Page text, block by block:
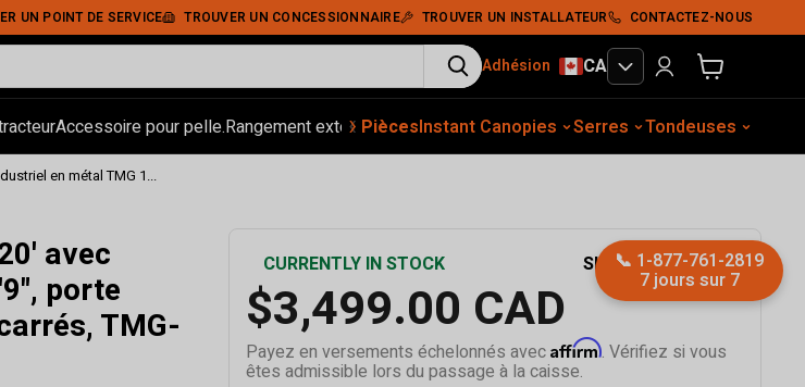
UN POINT DE SERVICE TROUVER UN CONCESSIONNAIRE TROUVER UN INSTALLATEUR CONTACTEZ-NOUS
Adhésion CA Voir le panier
Accessoire pour pelle.Rangement extérieurConstruction Équip. auto. Tassement du solAbris
‹
› PiècesInstant Canopies Serres Tondeuses
en métal TMG 1...
avec
porte
TMG-
CURRENTLY IN STOCK SKU TMG-MS1320A
$3,499.00 CAD
Payez en versements échelonnés avecAffirm. Vérifiez si vous
êtes admissible lors du passage à la caisse.
📞 1-877-761-2819
7 jours sur 7